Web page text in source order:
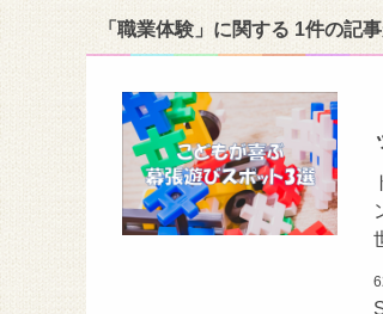
「職業体験」に関する 1件の記